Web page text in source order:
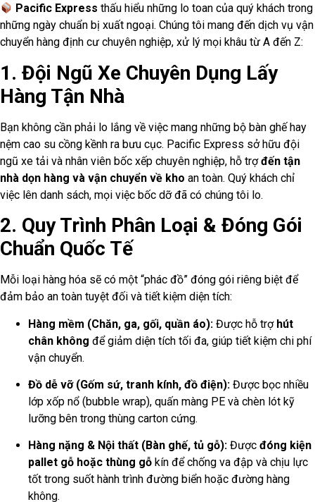
Pacific Express thấu hiểu những lo toan của quý khách trong
những ngày chuẩn bị xuất ngoại. Chúng tôi mang đến dịch vụ vận
chuyển hàng định cư chuyên nghiệp, xử lý mọi khâu từ A đến Z:
1. Đội Ngũ Xe Chuyên Dụng Lấy
Hàng Tận Nhà
Bạn không cần phải lo lắng về việc mang những bộ bàn ghế hay
nệm cao su cồng kềnh ra bưu cục. Pacific Express sở hữu đội
ngũ xe tải và nhân viên bốc xếp chuyên nghiệp, hỗ trợđến tận
nhà dọn hàng và vận chuyển về kho an toàn. Quý khách chỉ
việc lên danh sách, mọi việc bốc dỡ đã có chúng tôi lo.
2. Quy Trình Phân Loại & Đóng Gói
Chuẩn Quốc Tế
Mỗi loại hàng hóa sẽ có một “phác đồ” đóng gói riêng biệt để
đảm bảo an toàn tuyệt đối và tiết kiệm diện tích:
Hàng mềm (Chăn, ga, gối, quần áo): Được hỗ trợ hút
chân không để giảm diện tích tối đa, giúp tiết kiệm chi phí
vận chuyển.
Đồ dễ vỡ (Gốm sứ, tranh kính, đồ điện): Được bọc nhiều
lớp xốp nổ (bubble wrap), quấn màng PE và chèn lót kỹ
lưỡng bên trong thùng carton cứng.
Hàng nặng & Nội thất (Bàn ghế, tủ gỗ): Được đóng kiện
pallet gỗ hoặc thùng gỗ kín để chống va đập và chịu lực
tốt trong suốt hành trình đường biển hoặc đường hàng
không.